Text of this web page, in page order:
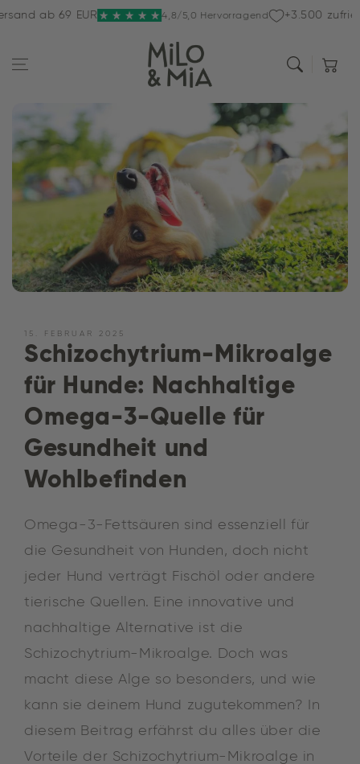
ab 69 EUR 4,8/5,0 Hervorragend +3.500
15. FEBRUAR 2025
Schizochytrium-Mikroalge
für Hunde: Nachhaltige
Omega-3-Quelle für
Gesundheit und
Wohlbefinden
Omega-3-Fettsäuren sind essenziell für
die Gesundheit von Hunden, doch nicht
jeder Hund verträgt Fischöl oder andere
tierische Quellen. Eine innovative und
nachhaltige Alternative ist die
Schizochytrium-Mikroalge. Doch was
macht diese Alge so besonders, und wie
kann sie deinem Hund zugutekommen? In
diesem Beitrag erfährst du alles über die
Vorteile der Schizochytrium-Mikroalge in